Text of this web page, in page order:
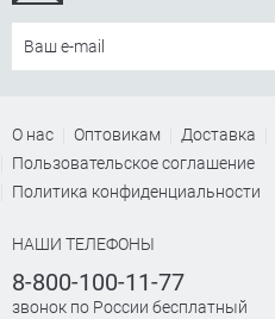
О нас Оптовикам Доставка
Пользовательское соглашение
Политика конфиденциальности
НАШИ ТЕЛЕФОНЫ
8-800-100-11-77
звонок по России бесплатный